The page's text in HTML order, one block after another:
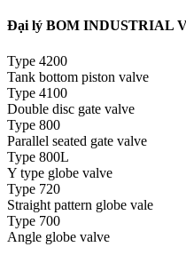
Đại lý BOM INDUSTRIAL
Type 4200
Tank bottom piston valve
Type 4100
Double disc gate valve
Type 800
Parallel seated gate valve
Type 800L
Y type globe valve
Type 720
Straight pattern globe vale
Type 700
Angle globe valve